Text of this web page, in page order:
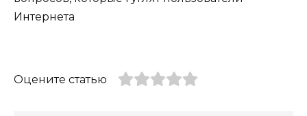
Оцените статью